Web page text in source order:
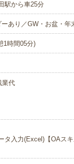
駅から車25分
あり／GW・お盆・年
1時間05分)
業代
タ入力(Excel)【OAス